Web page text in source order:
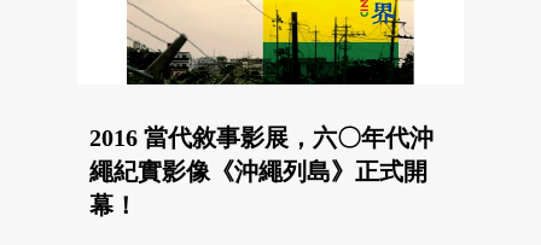
2016 當代敘事影展，六〇年代沖
繩紀實影像《沖繩列島》正式開
幕！